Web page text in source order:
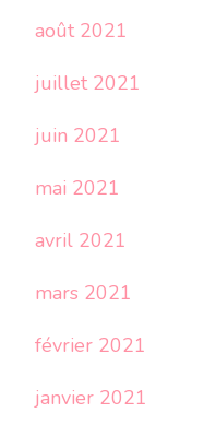
août 2021
juillet 2021
juin 2021
mai 2021
avril 2021
mars 2021
février 2021
janvier 2021